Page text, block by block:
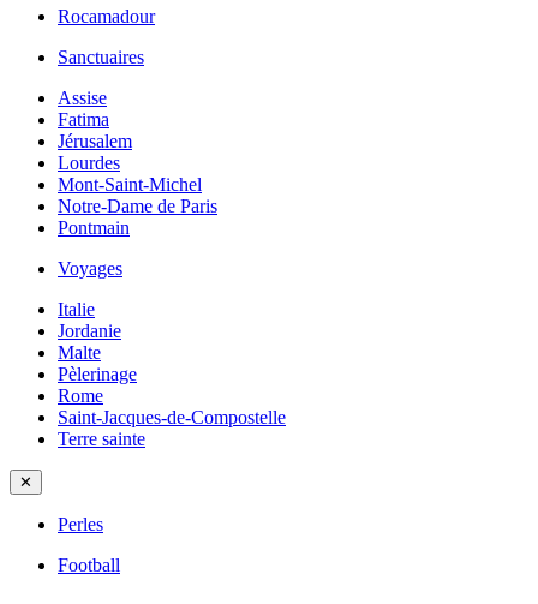
Rocamadour
Sanctuaires
Assise
Fatima
Jérusalem
Lourdes
Mont-Saint-Michel
Notre-Dame de Paris
Pontmain
Voyages
Italie
Jordanie
Malte
Pèlerinage
Rome
Saint-Jacques-de-Compostelle
Terre sainte
✕
Perles
Football